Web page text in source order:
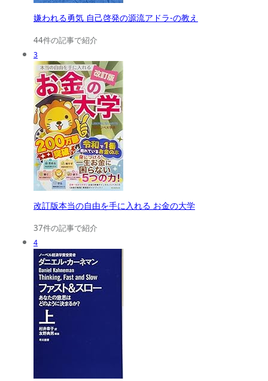
嫌われる勇気 自己啓発の源流アドラ-の教え
44件の記事で紹介
3
改訂版本当の自由を手に入れる お金の大学
37件の記事で紹介
4